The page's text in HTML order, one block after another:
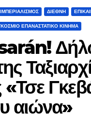
ΔΙΕΘΝΉ
ΕΠΑΝΑΣΤΑΤΙΚΌ ΚΊΝΗΜΑ
αιώνα»